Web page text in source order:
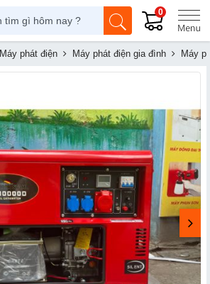
0
Máy phát điện Máy phát điện gia đình Máy